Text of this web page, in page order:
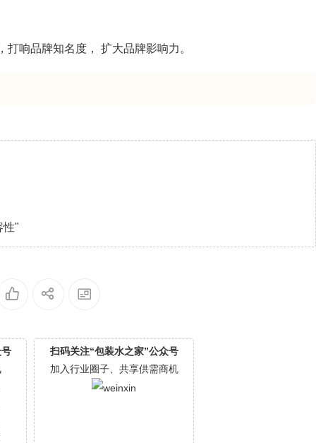
响品牌知名度， 扩大品牌影响力。
性"
扫码关注“包装水之家”公众号
加入行业圈子、共享供需商机